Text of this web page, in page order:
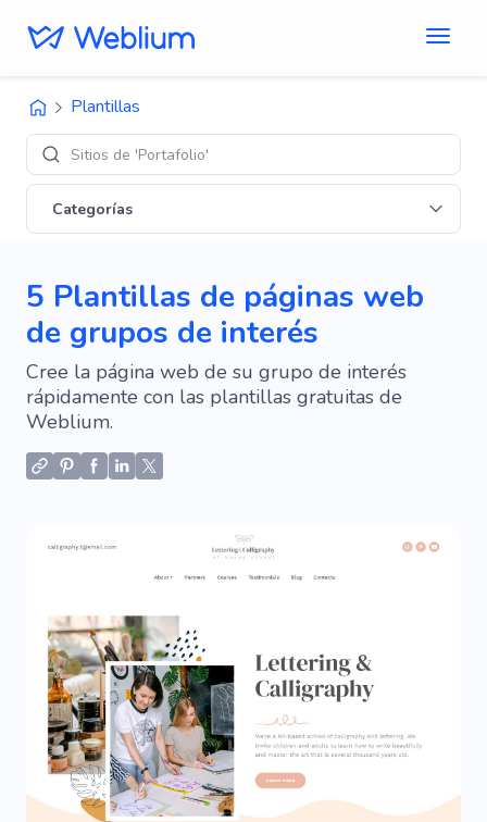
Plantillas
Sitios de 'Portafolio'
Categorías
5 Plantillas de páginas web
de grupos de interés
Cree la página web de su grupo de interés
rápidamente con las plantillas gratuitas de
Weblium.